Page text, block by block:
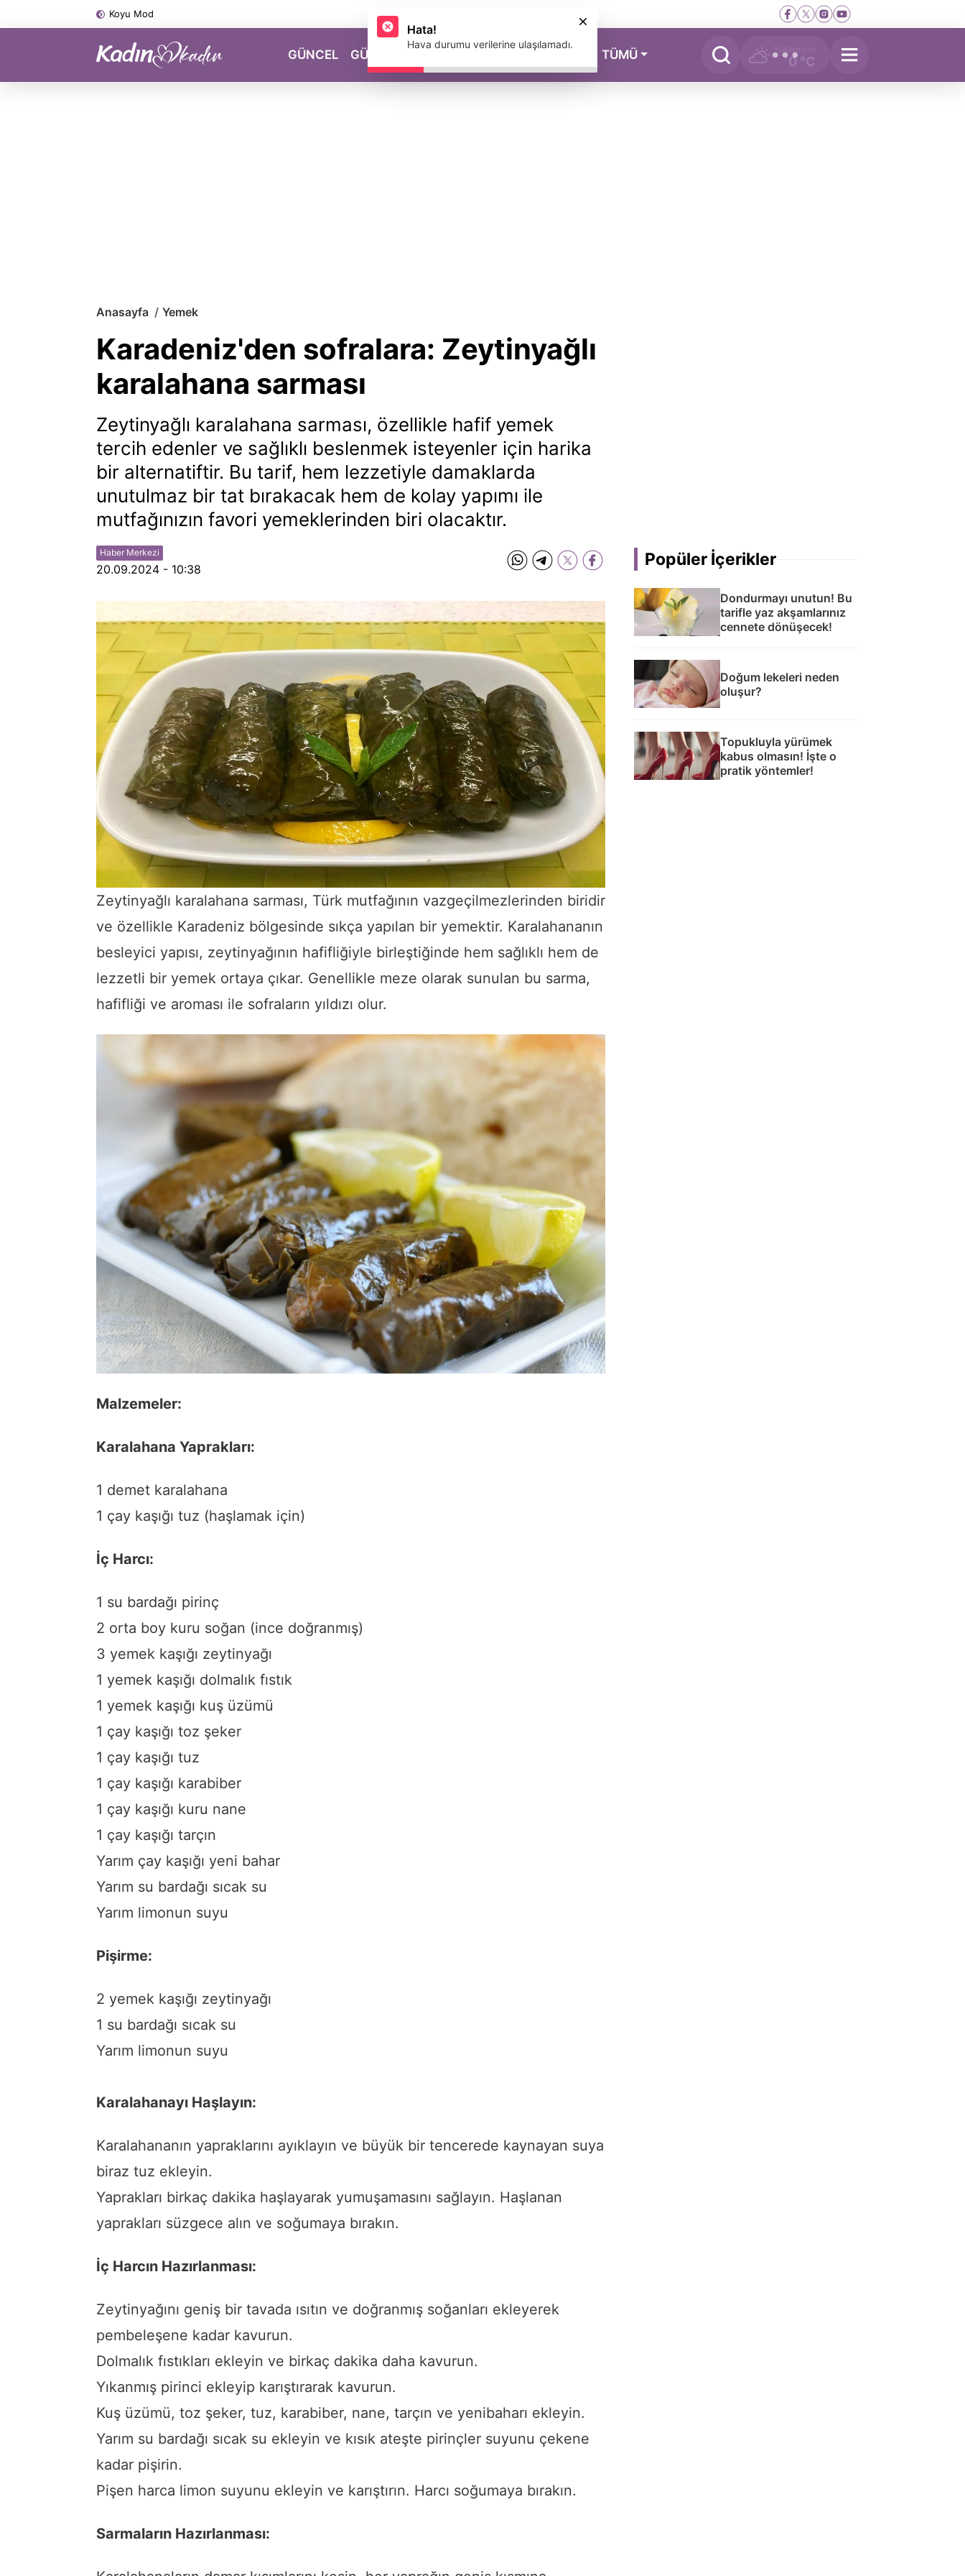
Koyu Mod
GÜNCEL GÜZELLİK MAGAZİN TÜMÜ Yükleniyor
0 °C
Anasayfa Yemek
Karadeniz'den sofralara: Zeytinyağlı
karalahana sarması
Zeytinyağlı karalahana sarması, özellikle hafif yemek
tercih edenler ve sağlıklı beslenmek isteyenler için harika
bir alternatiftir. Bu tarif, hem lezzetiyle damaklarda
unutulmaz bir tat bırakacak hem de kolay yapımı ile
mutfağınızın favori yemeklerinden biri olacaktır.
Haber Merkezi
20.09.2024 - 10:38
Zeytinyağlı karalahana sarması, Türk mutfağının vazgeçilmezlerinden biridir
ve özellikle Karadeniz bölgesinde sıkça yapılan bir yemektir. Karalahananın
besleyici yapısı, zeytinyağının hafifliğiyle birleştiğinde hem sağlıklı hem de
lezzetli bir yemek ortaya çıkar. Genellikle meze olarak sunulan bu sarma,
hafifliği ve aroması ile sofraların yıldızı olur.
Malzemeler:
Karalahana Yaprakları:
1 demet karalahana
1 çay kaşığı tuz (haşlamak için)
İç Harcı:
1 su bardağı pirinç
2 orta boy kuru soğan (ince doğranmış)
3 yemek kaşığı zeytinyağı
1 yemek kaşığı dolmalık fıstık
1 yemek kaşığı kuş üzümü
1 çay kaşığı toz şeker
1 çay kaşığı tuz
1 çay kaşığı karabiber
1 çay kaşığı kuru nane
1 çay kaşığı tarçın
Yarım çay kaşığı yeni bahar
Yarım su bardağı sıcak su
Yarım limonun suyu
Pişirme:
2 yemek kaşığı zeytinyağı
1 su bardağı sıcak su
Yarım limonun suyu
Karalahanayı Haşlayın:
Karalahananın yapraklarını ayıklayın ve büyük bir tencerede kaynayan suya
biraz tuz ekleyin.
Yaprakları birkaç dakika haşlayarak yumuşamasını sağlayın. Haşlanan
yaprakları süzgece alın ve soğumaya bırakın.
İç Harcın Hazırlanması:
Zeytinyağını geniş bir tavada ısıtın ve doğranmış soğanları ekleyerek
pembeleşene kadar kavurun.
Dolmalık fıstıkları ekleyin ve birkaç dakika daha kavurun.
Yıkanmış pirinci ekleyip karıştırarak kavurun.
Kuş üzümü, toz şeker, tuz, karabiber, nane, tarçın ve yenibaharı ekleyin.
Yarım su bardağı sıcak su ekleyin ve kısık ateşte pirinçler suyunu çekene
kadar pişirin.
Pişen harca limon suyunu ekleyin ve karıştırın. Harcı soğumaya bırakın.
Sarmaların Hazırlanması:
Popüler İçerikler
Dondurmayı unutun! Bu
tarifle yaz akşamlarınız
cennete dönüşecek!
Doğum lekeleri neden
oluşur?
Topukluyla yürümek
kabus olmasın! İşte o
pratik yöntemler!
Hata!
Hava durumu verilerine ulaşılamadı.